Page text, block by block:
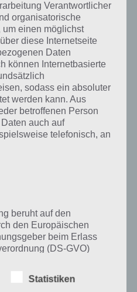
Frau mit Spiegel” befinden sich
Eine Zahl, die du dir merkst
94% Lösung zu gelangen.
Teilen auf Facebook
Verantwortlicher
organisatorische
um einen möglichst
diese Internetseite
Daten
können Internetbasierte
sodass ein absoluter
werden kann. Aus
betroffenen Person
auch auf
telefonisch, an
beruht auf den
den Europäischen
beim Erlass
(DS-GVO)
einfach
Statistiken